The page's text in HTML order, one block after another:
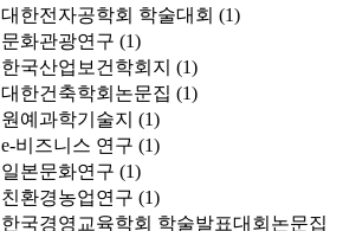
대한전자공학회 학술대회 (1)
문화관광연구 (1)
한국산업보건학회지 (1)
대한건축학회논문집 (1)
원예과학기술지 (1)
e-비즈니스 연구 (1)
일본문화연구 (1)
친환경농업연구 (1)
한국경영교육학회 학술발표대회논문집